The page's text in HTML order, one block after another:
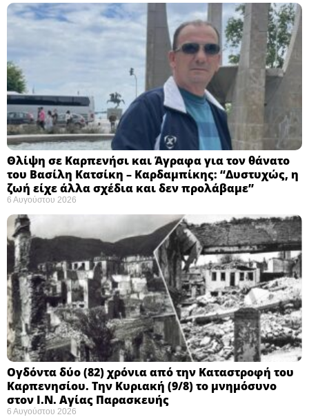
Θλίψη σε Καρπενήσι και Άγραφα για τον θάνατο
του Βασίλη Κατσίκη – Καρδαμπίκης: “Δυστυχώς, η
ζωή είχε άλλα σχέδια και δεν προλάβαμε”
6 Αυγούστου 2026
Ογδόντα δύο (82) χρόνια από την Καταστροφή του
Καρπενησίου. Την Κυριακή (9/8) το μνημόσυνο
στον Ι.Ν. Αγίας Παρασκευής
6 Αυγούστου 2026